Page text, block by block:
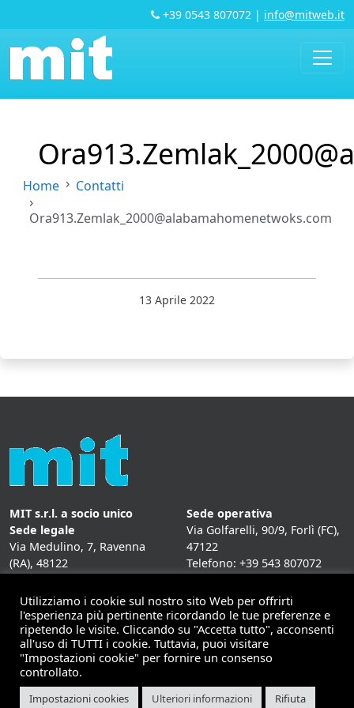
+39 0543 807072 | info@mitweb.it
Home
Contatti
Ora913.Zemlak_2000@alabamahomenetwoks.com
13 Aprile 2022
MIT s.r.l. a socio unico
Sede legale
Via Medulino, 7, Ravenna
(RA), 48122
Sede operativa
Via Golfarelli, 90/9, Forlì (FC),
47122
Telefono: +39 543 807072
Mail: info@mitweb.it
INFORMATIVE
Privacy Policy
Cookie Policy
Utilizziamo i cookie sul nostro sito Web per offrirti
l'esperienza più pertinente ricordando le tue preferenze e
ripetendo le visite. Cliccando su "Accetta tutto", acconsenti
all'uso di TUTTI i cookie. Tuttavia, puoi visitare
"Impostazioni cookie" per fornire un consenso
controllato.
Impostazioni cookies Ulteriori informazioni Rifiuta